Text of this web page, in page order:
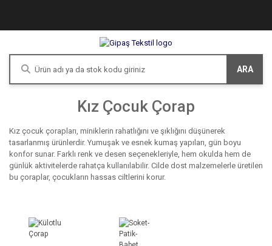
ARA
Kız Çocuk Çorap
Kız çocuk çorapları, miniklerin rahatlığını ve şıklığını düşünerek
tasarlanmış ürünlerdir. Yumuşak ve esnek kumaş yapıları, gün boyu
konfor sunar. Farklı renk ve desen seçenekleriyle, hem okulda hem de
günlük aktivitelerde rahatça kullanılabilir. Cilde dost malzemelerle üretilen
bu çoraplar, çocukların hassas ciltlerini korur.